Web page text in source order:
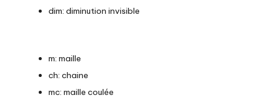
dim: diminution invisible
m: maille
ch: chaine
mc: maille coulée